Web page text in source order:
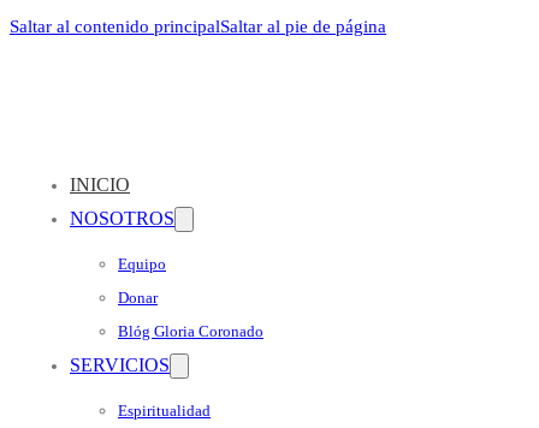
Saltar al contenido principalSaltar al pie de página
INICIO
NOSOTROS
Equipo
Donar
Blóg Gloria Coronado
SERVICIOS
Espiritualidad